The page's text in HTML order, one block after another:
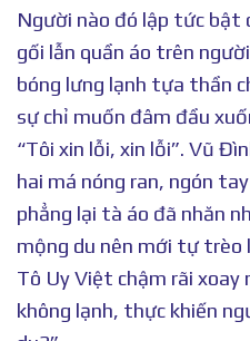
Người nào đó lập tức bật
gối lẫn quần áo trên
bóng lưng lạnh tựa thần
sự chỉ muốn đâm đầu
“Tôi xin lỗi, xin lỗi”. Vũ
hai má nóng ran, ngón
phẳng lại tà áo đã nhăn
mộng du nên mới tự trèo
Tô Uy Việt chậm rãi
không lạnh, thực khiến